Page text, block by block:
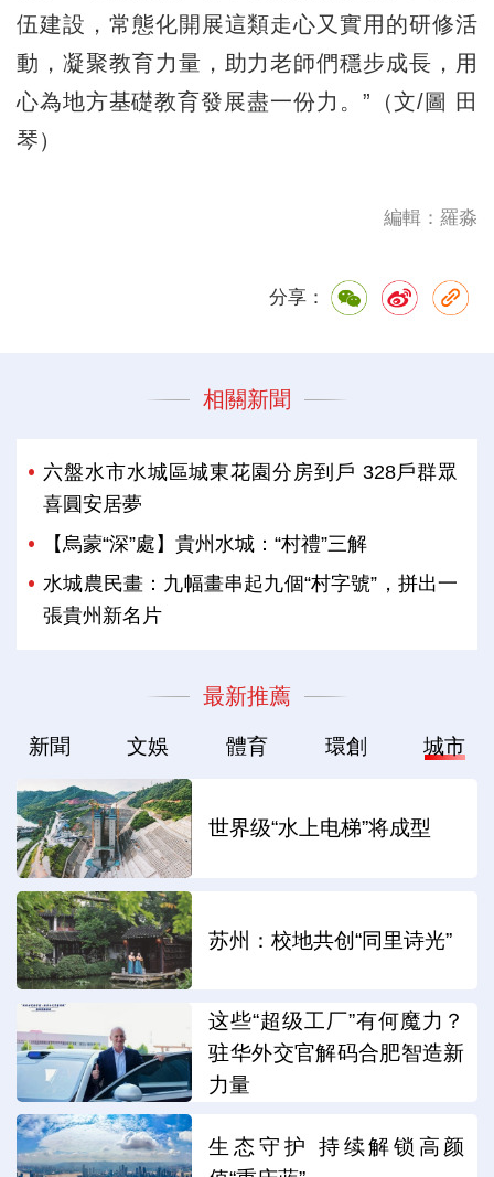
伍建設，常態化開展這類走心又實用的研修活
動，凝聚教育力量，助力老師們穩步成長，用
心為地方基礎教育發展盡一份力。”（文/圖 田
琴）
編輯：羅淼
分享：
相關新聞
六盤水市水城區城東花園分房到戶 328戶群眾
喜圓安居夢
【烏蒙“深”處】貴州水城：“村禮”三解
水城農民畫：九幅畫串起九個“村字號”，拼出一
張貴州新名片
最新推薦
新聞 文娛 體育 環創 城市
世界级“水上电梯”将成型
苏州：校地共创“同里诗光”
这些“超级工厂”有何魔力？
驻华外交官解码合肥智造新
力量
生态守护 持续解锁高颜